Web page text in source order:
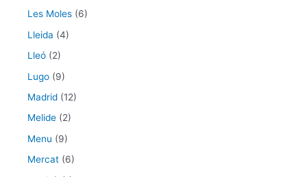
Les Moles (6)
Lleida (4)
Lleó (2)
Lugo (9)
Madrid (12)
Melide (2)
Menu (9)
Mercat (6)